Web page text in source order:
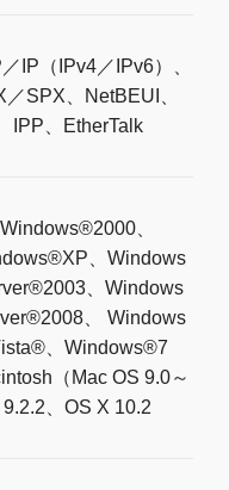
IP（IPv4／IPv6）、
／SPX、NetBEUI、
IPP、EtherTalk
Windows®2000、
、Windows
、Windows
、 Windows
、Windows®7
（Mac OS 9.0～
9.2.2、OS X 10.2